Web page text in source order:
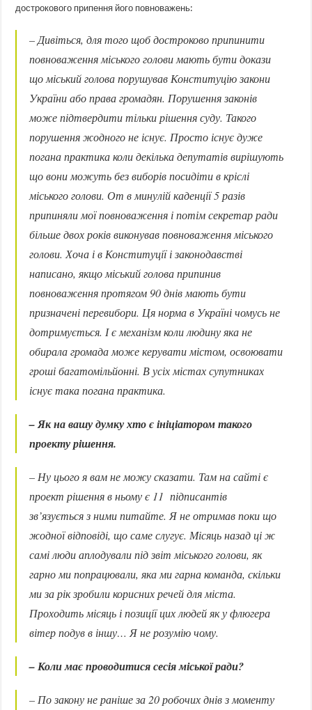
дострокового припення його повноважень:
– Дивіться, для того щоб достроково припинити
повноваження міського голови мають бути докази
що міський голова порушував Конституцію закони
України або права громадян. Порушення законів
може підтвердити тільки рішення суду. Такого
порушення жодного не існує. Просто існує дуже
погана практика коли декілька депутатів вирішують
що вони можуть без виборів посидіти в кріслі
міського голови. От в минулій каденції 5 разів
припиняли мої повноваження і потім секретар ради
більше двох років виконував повноваження міського
голови. Хоча і в Конституції і законодавстві
написано, якщо міський голова припинив
повноваження протягом 90 днів мають бути
призначені перевибори. Ця норма в Україні чомусь не
дотримується. І є механізм коли людину яка не
обирала громада може керувати містом, освоювати
гроші багатомільйонні. В усіх містах супутниках
існує така погана практика.
– Як на вашу думку хто є ініціатором такого
проекту рішення.
– Ну цього я вам не можу сказати. Там на сайті є
проект рішення в ньому є 11 підписантів
зв’язується з ними питайте. Я не отримав поки що
жодної відповіді, що саме слугує. Місяць назад ці ж
самі люди аплодували під звіт міського голови, як
гарно ми попрацювали, яка ми гарна команда, скільки
ми за рік зробили корисних речей для міста.
Проходить місяць і позиції цих людей як у флюгера
вітер подув в іншу… Я не розумію чому.
– Коли має проводитися сесія міської ради?
– По закону не раніше за 20 робочих днів з моменту